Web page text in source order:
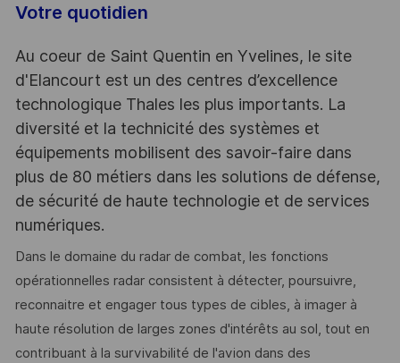
Votre quotidien
Au coeur de Saint Quentin en Yvelines, le site
d'Elancourt est un des centres d’excellence
technologique Thales les plus importants. La
diversité et la technicité des systèmes et
équipements mobilisent des savoir-faire dans
plus de 80 métiers dans les solutions de défense,
de sécurité de haute technologie et de services
numériques.
Dans le domaine du radar de combat, les fonctions
opérationnelles radar consistent à détecter, poursuivre,
reconnaitre et engager tous types de cibles, à imager à
haute résolution de larges zones d'intérêts au sol, tout en
contribuant à la survivabilité de l'avion dans des